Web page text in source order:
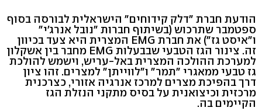
הודעת חברת "דלק קידוחים" הישראלית לבורסה בסוף
ספטמבר שתרכוש (בשיתוף חברות "נובל אנרג'י"
ו"איסט גז") את חברת EMG המצרית היא צעד בכיוון
זה. צינור הגז הטבעי שבבעלות EMG מחבר בין אשקלון
למערכת ההולכה המצרית באל-עריש, וישמש להולכת
גז טבעי ממאגרי "תמר" ו"לווייתן" למצרים. זהו ציון
דרך בהפיכת מצרים למרכז אנרגיה אזורי, כצרכנית
מרכזית וכיצואנית על בסיס מתקני הנזלת הגז
הקיימים בה.